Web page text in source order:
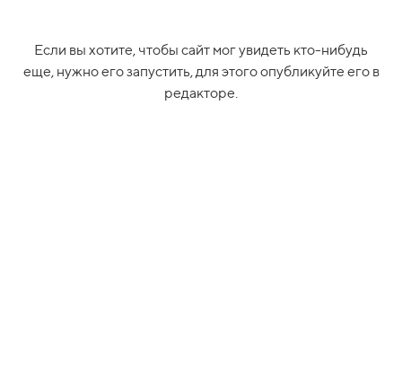
Если вы хотите, чтобы сайт мог увидеть кто-нибудь
еще, нужно его запустить, для этого опубликуйте его в
редакторе.